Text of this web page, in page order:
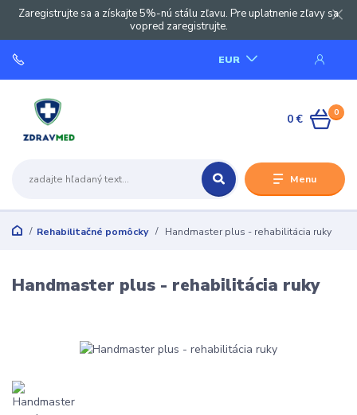
Zaregistrujte sa a získajte 5%-nú stálu zľavu. Pre uplatnenie zľavy sa
vopred zaregistrujte.
Menu
EUR
0
0 €
Rehabilitačné pomôcky Handmaster plus - rehabilitácia ruky
Handmaster plus - rehabilitácia ruky